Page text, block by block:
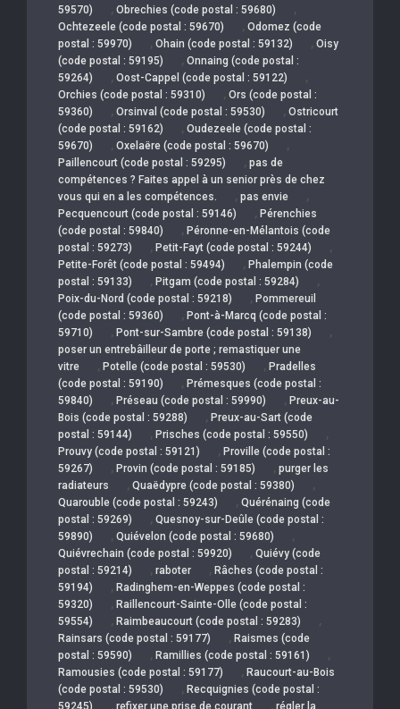
59570)
, Obrechies (code postal : 59680) ,
Ochtezeele (code postal : 59670) , Odomez (code
postal : 59970)
, Ohain (code postal : 59132) , Oisy
(code postal : 59195)
, Onnaing (code postal :
59264)
, Oost-Cappel (code postal : 59122) ,
Orchies (code postal : 59310) , Ors (code postal :
59360)
, Orsinval (code postal : 59530) , Ostricourt
(code postal : 59162)
, Oudezeele (code postal :
59670)
, Oxelaëre (code postal : 59670) ,
Paillencourt (code postal : 59295) , pas de
compétences ? Faites appel à un senior près de chez
vous qui en a les compétences.
, pas envie ,
Pecquencourt (code postal : 59146) , Pérenchies
(code postal : 59840)
, Péronne-en-Mélantois (code
postal : 59273)
, Petit-Fayt (code postal : 59244) ,
Petite-Forêt (code postal : 59494) , Phalempin (code
postal : 59133)
, Pitgam (code postal : 59284) ,
Poix-du-Nord (code postal : 59218) , Pommereuil
(code postal : 59360)
, Pont-à-Marcq (code postal :
59710)
, Pont-sur-Sambre (code postal : 59138) ,
poser un entrebâilleur de porte ; remastiquer une
vitre
, Potelle (code postal : 59530) , Pradelles
(code postal : 59190)
, Prémesques (code postal :
59840)
, Préseau (code postal : 59990) , Preux-au-
Bois (code postal : 59288)
, Preux-au-Sart (code
postal : 59144)
, Prisches (code postal : 59550) ,
Prouvy (code postal : 59121) , Proville (code postal :
59267)
, Provin (code postal : 59185) , purger les
radiateurs
, Quaëdypre (code postal : 59380) ,
Quarouble (code postal : 59243) , Quérénaing (code
postal : 59269)
, Quesnoy-sur-Deûle (code postal :
59890)
, Quiévelon (code postal : 59680) ,
Quiévrechain (code postal : 59920) , Quiévy (code
postal : 59214)
, raboter , Râches (code postal :
59194)
, Radinghem-en-Weppes (code postal :
59320)
, Raillencourt-Sainte-Olle (code postal :
59554)
, Raimbeaucourt (code postal : 59283) ,
Rainsars (code postal : 59177) , Raismes (code
postal : 59590)
, Ramillies (code postal : 59161) ,
Ramousies (code postal : 59177) , Raucourt-au-Bois
(code postal : 59530)
, Recquignies (code postal :
59245)
, refixer une prise de courant , régler la